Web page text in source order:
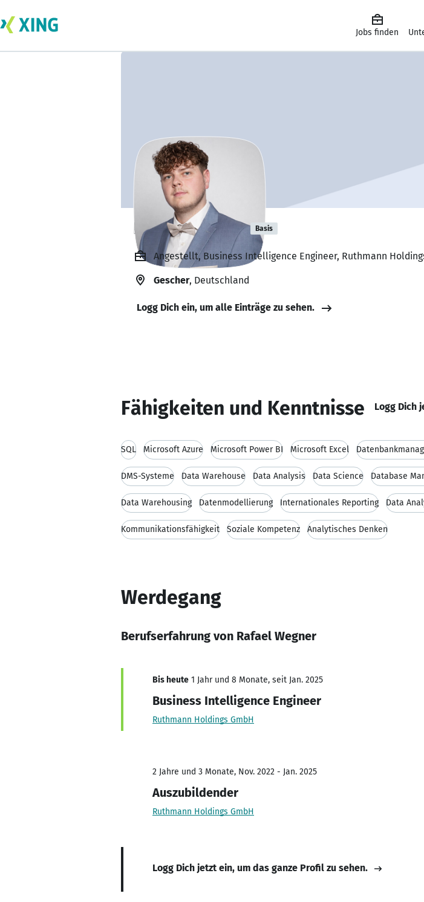
Jobs finden
Rafael Wegner Basis
Angestellt, Business Intelligence Engineer, Ruthmann
Gescher, Deutschland
Logg Dich ein, um alle Einträge zu sehen.
Fähigkeiten und Kenntnisse Logg Dich
SQL Microsoft Azure Microsoft Power BI Microsoft Excel
DMS-Systeme Data Warehouse Data Analysis Data Science Database
Data Warehousing Datenmodellierung Internationales Reporting Data
Kommunikationsfähigkeit Soziale Kompetenz Analytisches Denken
Werdegang
Berufserfahrung von Rafael Wegner
Bis heute 1 Jahr und 8 Monate, seit Jan. 2025
Business Intelligence Engineer
Ruthmann Holdings GmbH
2 Jahre und 3 Monate, Nov. 2022 - Jan. 2025
Auszubildender
Ruthmann Holdings GmbH
Logg Dich jetzt ein, um das ganze Profil zu sehen.